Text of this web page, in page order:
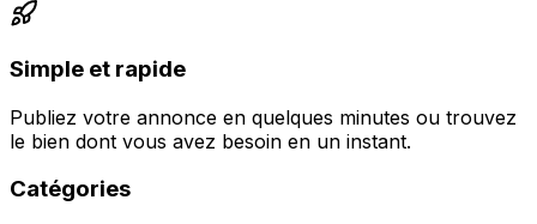
Simple et rapide
Publiez votre annonce en quelques minutes ou trouvez
le bien dont vous avez besoin en un instant.
Catégories